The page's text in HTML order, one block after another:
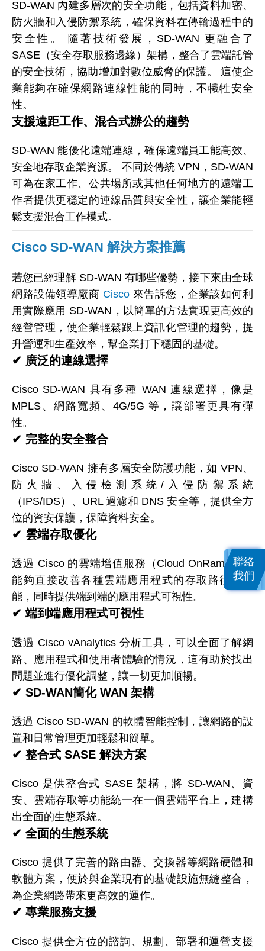
SD-WAN 內建多層次的安全功能，包括資料加密、
防火牆和入侵防禦系統，確保資料在傳輸過程中的
安全性。 隨著技術發展，SD-WAN 更融合了
SASE（安全存取服務邊緣）架構，整合了雲端託管
的安全技術，協助增加對數位威脅的保護。 這使企
業能夠在確保網路連線性能的同時，不犧牲安全
性。
支援遠距工作、混合式辦公的趨勢
SD-WAN 能優化遠端連線，確保遠端員工能高效、
安全地存取企業資源。 不同於傳統 VPN，SD-WAN
可為在家工作、公共場所或其他任何地方的遠端工
作者提供更穩定的連線品質與安全性，讓企業能輕
鬆支援混合工作模式。
Cisco SD-WAN 解決方案推薦
若您已經理解 SD-WAN 有哪些優勢，接下來由全球
網路設備領導廠商 Cisco來告訴您，企業該如何利
用實際應用 SD-WAN，以簡單的方法實現更高效的
經營管理，使企業輕鬆跟上資訊化管理的趨勢，提
升營運和生產效率，幫企業打下穩固的基礎。
✔ 廣泛的連線選擇
Cisco SD-WAN 具有多種 WAN 連線選擇，像是
MPLS、網路寬頻、4G/5G 等，讓部署更具有彈
性。
✔ 完整的安全整合
Cisco SD-WAN 擁有多層安全防護功能，如 VPN、
防火牆、入侵檢測系統/入侵防禦系統
（IPS/IDS）、URL 過濾和 DNS 安全等，提供全方
位的資安保護，保障資料安全。
✔ 雲端存取優化
透過 Cisco 的雲端增值服務（Cloud OnRamp），
能夠直接改善各種雲端應用程式的存取路徑和效
能，同時提供端到端的應用程式可視性。
✔ 端到端應用程式可視性
透過 Cisco vAnalytics 分析工具，可以全面了解網
路、應用程式和使用者體驗的情況，這有助於找出
問題並進行優化調整，讓一切更加順暢。
✔ SD-WAN簡化 WAN 架構
透過 Cisco SD-WAN 的軟體智能控制，讓網路的設
置和日常管理更加輕鬆和簡單。
✔ 整合式 SASE 解決方案
Cisco 是供整合式 SASE 架構，將 SD-WAN、資
安、雲端存取等功能統一在一個雲端平台上，建構
出全面的生態系統。
✔ 全面的生態系統
Cisco 提供了完善的路由器、交換器等網路硬體和
軟體方案，便於與企業現有的基礎設施無縫整合，
為企業網路帶來更高效的運作。
✔ 專業服務支援
Cisco 提供全方位的諮詢、規劃、部署和運營支援
聯絡
我們